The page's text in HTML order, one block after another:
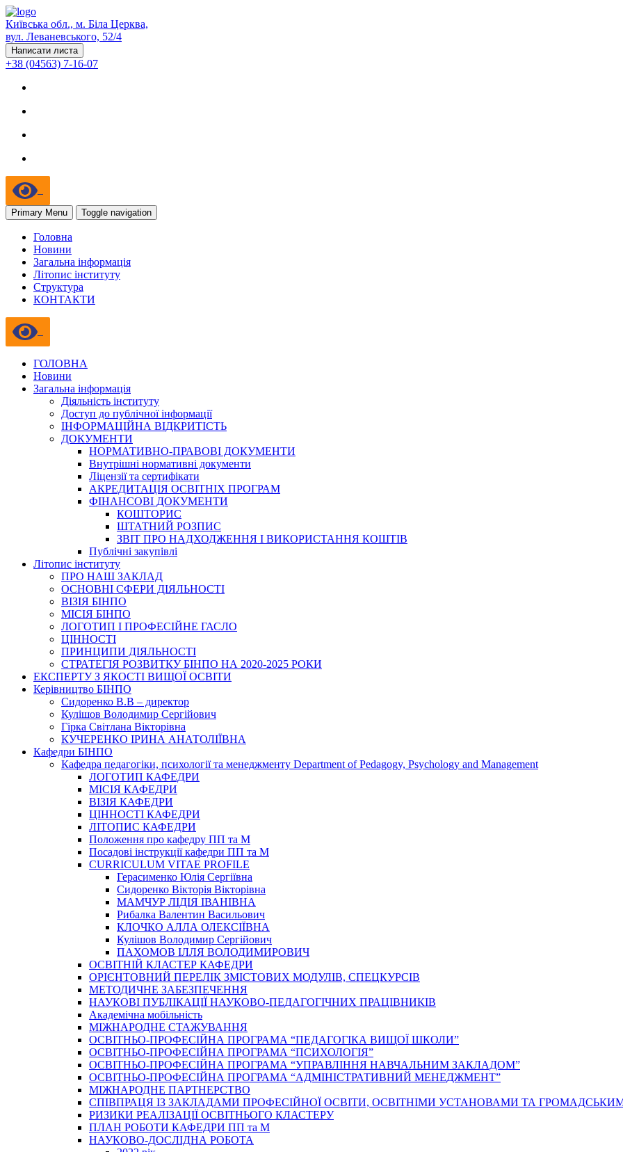
Київська обл., м. Біла Церква,
вул. Леваневського, 52/4
Написати листа
+38 (04563) 7-16-07
Primary Menu Toggle navigation
Головна
Новини
Загальна інформація
Літопис інституту
Структура
КОНТАКТИ
ГОЛОВНА
Новини
Загальна інформація
Діяльність інституту
Доступ до публічної інформації
ІНФОРМАЦІЙНА ВІДКРИТІСТЬ
ДОКУМЕНТИ
НОРМАТИВНО-ПРАВОВІ ДОКУМЕНТИ
Внутрішні нормативні документи
Ліцензії та сертифікати
АКРЕДИТАЦІЯ ОСВІТНІХ ПРОГРАМ
ФІНАНСОВІ ДОКУМЕНТИ
КОШТОРИС
ШТАТНИЙ РОЗПИС
ЗВІТ ПРО НАДХОДЖЕННЯ І ВИКОРИСТАННЯ КОШТІВ
Публічні закупівлі
Літопис інституту
ПРО НАШ ЗАКЛАД
ОСНОВНІ СФЕРИ ДІЯЛЬНОСТІ
ВІЗІЯ БІНПО
МІСІЯ БІНПО
ЛОГОТИП І ПРОФЕСІЙНЕ ГАСЛО
ЦІННОСТІ
ПРИНЦИПИ ДІЯЛЬНОСТІ
СТРАТЕГІЯ РОЗВИТКУ БІНПО НА 2020-2025 РОКИ
ЕКСПЕРТУ З ЯКОСТІ ВИЩОЇ ОСВІТИ
Керівництво БІНПО
Сидоренко В.В – директор
Кулішов Володимир Сергійович
Гірка Світлана Вікторівна
КУЧЕРЕНКО ІРИНА АНАТОЛІЇВНА
Кафедри БІНПО
Кафедра педагогіки, психології та менеджменту Department of Pedagogy, Psychology and Management
ЛОГОТИП КАФЕДРИ
МІСІЯ КАФЕДРИ
ВІЗІЯ КАФЕДРИ
ЦІННОСТІ КАФЕДРИ
ЛІТОПИС КАФЕДРИ
Положення про кафедру ПП та М
Посадові інструкції кафедри ПП та М
CURRICULUM VITAE PROFILE
Герасименко Юлія Сергіївна
Сидоренко Вікторія Вікторівна
МАМЧУР ЛІДІЯ ІВАНІВНА
Рибалка Валентин Васильович
КЛОЧКО АЛЛА ОЛЕКСІЇВНА
Кулішов Володимир Сергійович
ПАХОМОВ ІЛЛЯ ВОЛОДИМИРОВИЧ
ОСВІТНІЙ КЛАСТЕР КАФЕДРИ
ОРІЄНТОВНИЙ ПЕРЕЛІК ЗМІСТОВИХ МОДУЛІВ, СПЕЦКУРСІВ
МЕТОДИЧНЕ ЗАБЕЗПЕЧЕННЯ
НАУКОВІ ПУБЛІКАЦІЇ НАУКОВО-ПЕДАГОГІЧНИХ ПРАЦІВНИКІВ
Академічна мобільність
МІЖНАРОДНЕ СТАЖУВАННЯ
ОСВІТНЬО-ПРОФЕСІЙНА ПРОГРАМА “ПЕДАГОГІКА ВИЩОЇ ШКОЛИ”
ОСВІТНЬО-ПРОФЕСІЙНА ПРОГРАМА “ПСИХОЛОГІЯ”
ОСВІТНЬО-ПРОФЕСІЙНА ПРОГРАМА “УПРАВЛІННЯ НАВЧАЛЬНИМ ЗАКЛАДОМ”
ОСВІТНЬО-ПРОФЕСІЙНА ПРОГРАМА “АДМІНІСТРАТИВНИЙ МЕНЕДЖМЕНТ”
МІЖНАРОДНЕ ПАРТНЕРСТВО
СПІВПРАЦЯ ІЗ ЗАКЛАДАМИ ПРОФЕСІЙНОЇ ОСВІТИ, ОСВІТНІМИ УСТАНОВАМИ ТА
РИЗИКИ РЕАЛІЗАЦІЇ ОСВІТНЬОГО КЛАСТЕРУ
ПЛАН РОБОТИ КАФЕДРИ ПП та М
НАУКОВО-ДОСЛІДНА РОБОТА